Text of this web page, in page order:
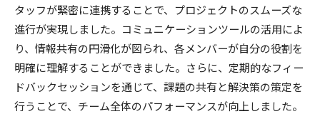
タッフが緊密に連携することで、プロジェクトのスムーズな
進行が実現しました。コミュニケーションツールの活用によ
り、情報共有の円滑化が図られ、各メンバーが自分の役割を
明確に理解することができました。さらに、定期的なフィー
ドバックセッションを通じて、課題の共有と解決策の策定を
行うことで、チーム全体のパフォーマンスが向上しました。